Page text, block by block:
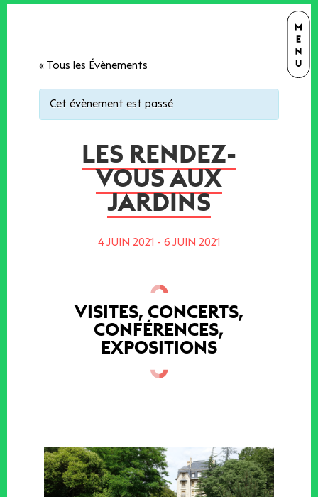
« Tous les Évènements
Cet évènement est passé
LES RENDEZ-
VOUS AUX
JARDINS
4 JUIN 2021 - 6 JUIN 2021
VISITES, CONCERTS,
CONFÉRENCES,
EXPOSITIONS